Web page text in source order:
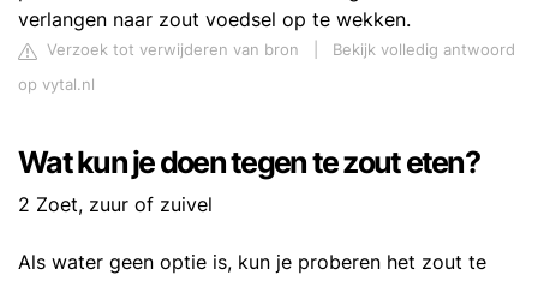
verlangen naar zout voedsel op te wekken.
Verzoek tot verwijderen van bron
Bekijk volledig antwoord
op vytal.nl
Wat kun je doen tegen te zout eten?
2 Zoet, zuur of zuivel
Als water geen optie is, kun je proberen het zout te